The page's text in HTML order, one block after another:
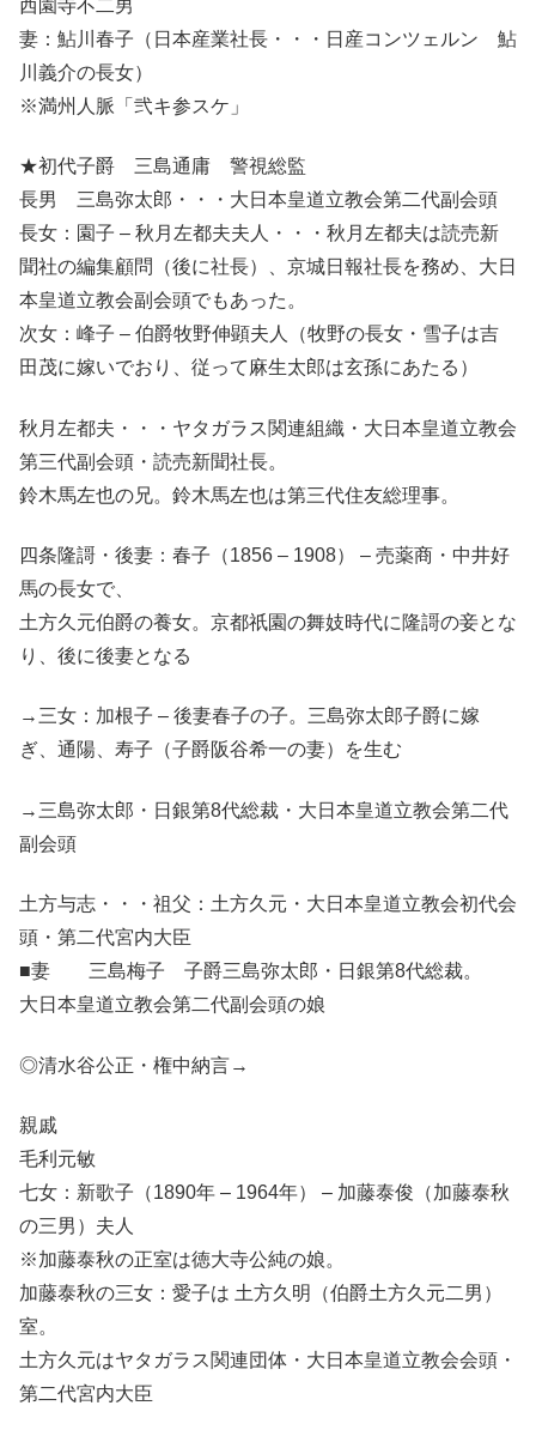
西園寺不二男
妻：鮎川春子（日本産業社長・・・日産コンツェルン 鮎
川義介の長女）
※満州人脈「弐キ参スケ」
★初代子爵 三島通庸 警視総監
長男 三島弥太郎・・・大日本皇道立教会第二代副会頭
長女：園子 – 秋月左都夫夫人・・・秋月左都夫は読売新
聞社の編集顧問（後に社長）、京城日報社長を務め、大日
本皇道立教会副会頭でもあった。
次女：峰子 – 伯爵牧野伸顕夫人（牧野の長女・雪子は吉
田茂に嫁いでおり、従って麻生太郎は玄孫にあたる）
秋月左都夫・・・ヤタガラス関連組織・大日本皇道立教会
第三代副会頭・読売新聞社長。
鈴木馬左也の兄。鈴木馬左也は第三代住友総理事。
四条隆謌・後妻：春子（1856 – 1908） – 売薬商・中井好
馬の長女で、
土方久元伯爵の養女。京都祇園の舞妓時代に隆謌の妾とな
り、後に後妻となる
→三女：加根子 – 後妻春子の子。三島弥太郎子爵に嫁
ぎ、通陽、寿子（子爵阪谷希一の妻）を生む
→三島弥太郎・日銀第8代総裁・大日本皇道立教会第二代
副会頭
土方与志・・・祖父：土方久元・大日本皇道立教会初代会
頭・第二代宮内大臣
■妻 三島梅子 子爵三島弥太郎・日銀第8代総裁。
大日本皇道立教会第二代副会頭の娘
◎清水谷公正・権中納言→
親戚
毛利元敏
七女：新歌子（1890年 – 1964年） – 加藤泰俊（加藤泰秋
の三男）夫人
※加藤泰秋の正室は徳大寺公純の娘。
加藤泰秋の三女：愛子は 土方久明（伯爵土方久元二男）
室。
土方久元はヤタガラス関連団体・大日本皇道立教会会頭・
第二代宮内大臣